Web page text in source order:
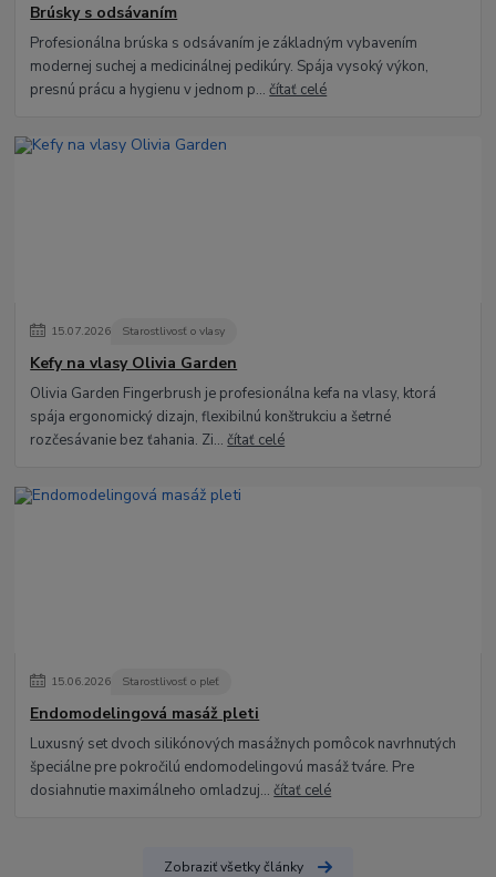
Brúsky s odsávaním
Profesionálna brúska s odsávaním je základným vybavením
modernej suchej a medicinálnej pedikúry. Spája vysoký výkon,
presnú prácu a hygienu v jednom p...čítať celé
15.07.2026 Starostlivosť o vlasy
Kefy na vlasy Olivia Garden
Olivia Garden Fingerbrush je profesionálna kefa na vlasy, ktorá
spája ergonomický dizajn, flexibilnú konštrukciu a šetrné
rozčesávanie bez ťahania. Zi...čítať celé
15.06.2026 Starostlivosť o pleť
Endomodelingová masáž pleti
Luxusný set dvoch silikónových masážnych pomôcok navrhnutých
špeciálne pre pokročilú endomodelingovú masáž tváre. Pre
dosiahnutie maximálneho omladzuj...čítať celé
Zobraziť všetky články